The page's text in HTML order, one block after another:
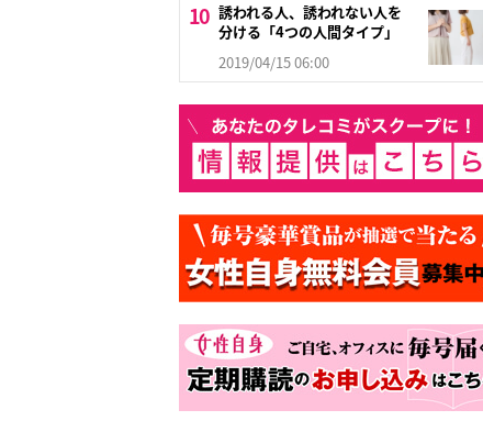
誘われる人、誘われない人を
分ける「4つの人間タイプ」
2019/04/15 06:00